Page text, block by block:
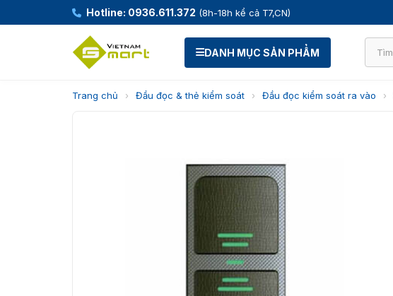
Hotline: 0936.611.372 (8h-18h kể cả T7,CN)
DANH MỤC SẢN PHẨM
Trang chủ › Đầu đọc & thẻ kiểm soát › Đầu đọc kiểm soát ra vào ›